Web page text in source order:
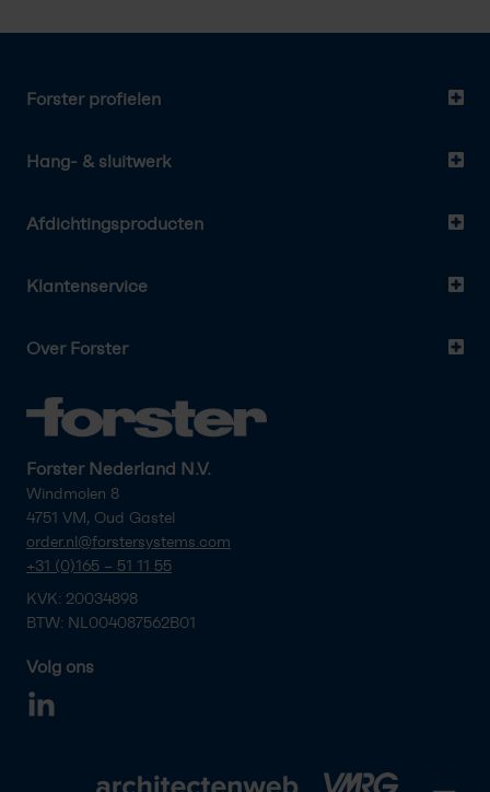
Forster profielen
Hang- & sluitwerk
Afdichtingsproducten
Klantenservice
Over Forster
Forster Nederland N.V.
Windmolen 8
4751 VM, Oud Gastel
order.nl@forstersystems.com
+31 (0)165 – 51 11 55
KVK: 20034898
BTW: NL004087562B01
Volg ons